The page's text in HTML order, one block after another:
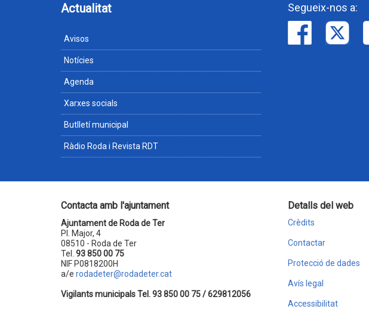
Actualitat
Avisos
Notícies
Agenda
Xarxes socials
Butlletí municipal
Ràdio Roda i Revista RDT
Segueix-nos a:
Contacta amb l'ajuntament
Ajuntament de Roda de Ter
Pl. Major, 4
08510 - Roda de Ter
Tel. 93 850 00 75
NIF P0818200H
a/e rodadeter@rodadeter.cat
Vigilants municipals Tel. 93 850 00 75 / 629812056
Detalls del web
Crèdits
Contactar
Protecció de dades
Avís legal
Accessibilitat